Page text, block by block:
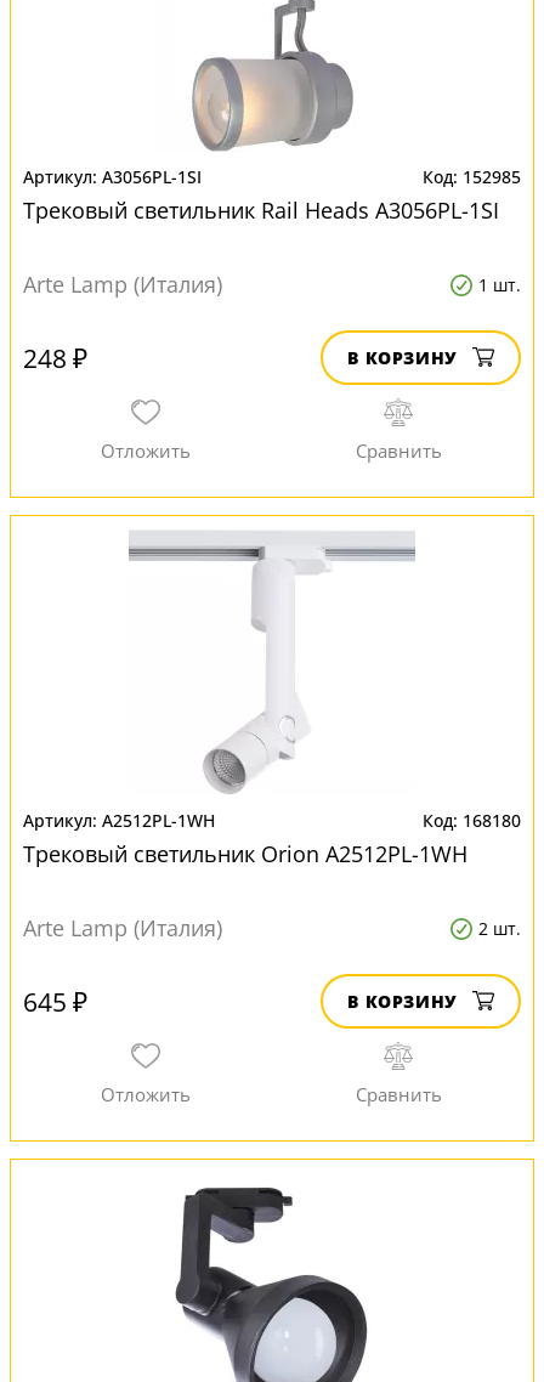
A3056PL-1SI 152985
Трековый светильник Rail Heads A3056PL-1SI
Arte Lamp (Италия) 1 шт.
248 ₽ В КОРЗИНУ
A2512PL-1WH 168180
Трековый светильник Orion A2512PL-1WH
Arte Lamp (Италия) 2 шт.
645 ₽ В КОРЗИНУ